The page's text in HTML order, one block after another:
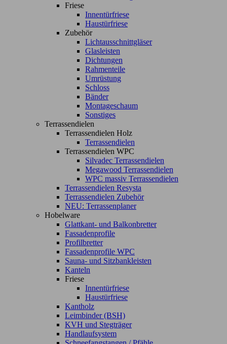
Friese
Innentürfriese
Haustürfriese
Zubehör
Lichtausschnittgläser
Glasleisten
Dichtungen
Rahmenteile
Umrüstung
Schloss
Bänder
Montageschaum
Sonstiges
Terrassendielen
Terrassendielen Holz
Terrassendielen
Terrassendielen WPC
Silvadec Terrassendielen
Megawood Terrassendielen
WPC massiv Terrassendielen
Terrassendielen Resysta
Terrassendielen Zubehör
NEU: Terrassenplaner
Hobelware
Glattkant- und Balkonbretter
Fassadenprofile
Profilbretter
Fassadenprofile WPC
Sauna- und Sitzbankleisten
Kanteln
Friese
Innentürfriese
Haustürfriese
Kantholz
Leimbinder (BSH)
KVH und Stegträger
Handlaufsystem